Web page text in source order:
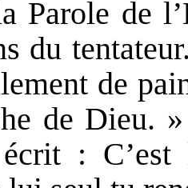
Parole de
du
de
de Dieu.
: C’est